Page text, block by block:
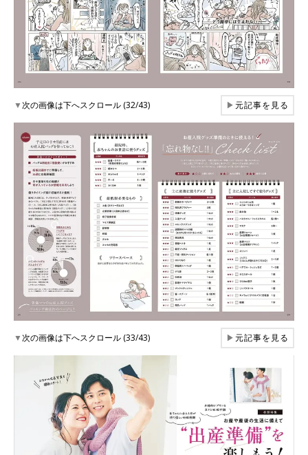
▼次の画像は下へスクロール (32/43) ▶元記事を見る
▼次の画像は下へスクロール (33/43) ▶元記事を見る